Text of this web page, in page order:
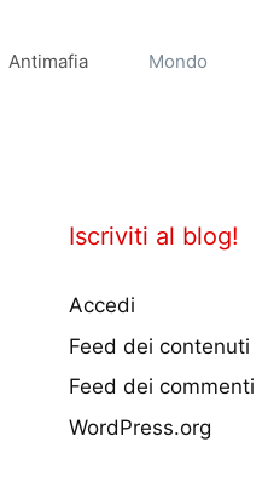
Antimafia Mondo
Iscriviti al blog!
Accedi
Feed dei contenuti
Feed dei commenti
WordPress.org